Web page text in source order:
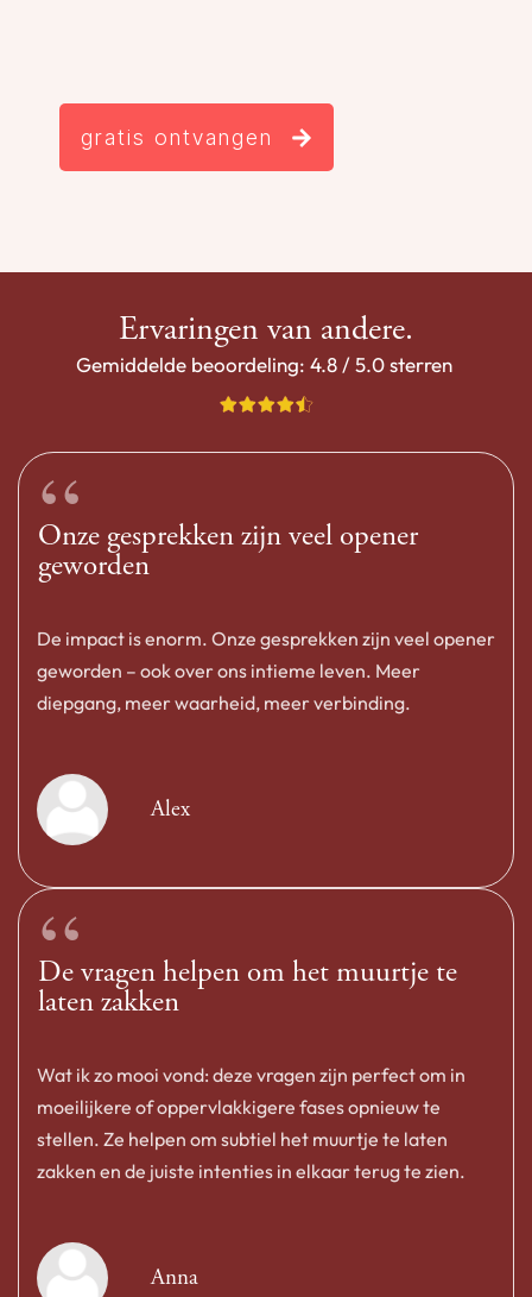
gratis ontvangen
Ervaringen van andere.
Gemiddelde beoordeling: 4.8 / 5.0 sterren
“
Onze gesprekken zijn veel opener
geworden
De impact is enorm. Onze gesprekken zijn veel opener
geworden – ook over ons intieme leven. Meer
diepgang, meer waarheid, meer verbinding.
Alex
“
De vragen helpen om het muurtje te
laten zakken
Wat ik zo mooi vond: deze vragen zijn perfect om in
moeilijkere of oppervlakkigere fases opnieuw te
stellen. Ze helpen om subtiel het muurtje te laten
zakken en de juiste intenties in elkaar terug te zien.
Anna